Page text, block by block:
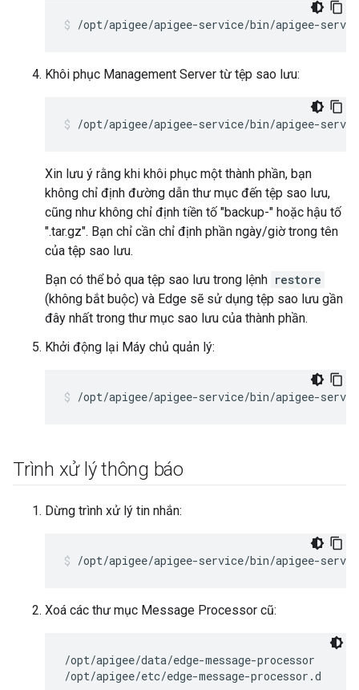
/opt/apigee/apigee-service/bin/apigee-
Khôi phục Management Server từ tệp sao lưu:
/opt/apigee/apigee-service/bin/apigee-
Xin lưu ý rằng khi khôi phục một thành phần, bạn
không chỉ định đường dẫn thư mục đến tệp sao lưu,
cũng như không chỉ định tiền tố "backup-" hoặc hậu tố
".tar.gz". Bạn chỉ cần chỉ định phần ngày/giờ trong tên
của tệp sao lưu.
Bạn có thể bỏ qua tệp sao lưu trong lệnh restore
(không bắt buộc) và Edge sẽ sử dụng tệp sao lưu gần
đây nhất trong thư mục sao lưu của thành phần.
Khởi động lại Máy chủ quản lý:
/opt/apigee/apigee-service/bin/apigee-
Trình xử lý thông báo
Dừng trình xử lý tin nhắn:
/opt/apigee/apigee-service/bin/apigee-
Xoá các thư mục Message Processor cũ:
/opt/apigee/data/edge-message-processor
/opt/apigee/etc/edge-message-processor.d